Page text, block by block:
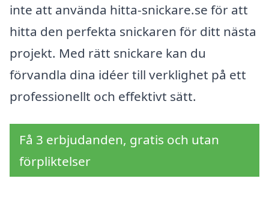
inte att använda hitta-snickare.se för att
hitta den perfekta snickaren för ditt nästa
projekt. Med rätt snickare kan du
förvandla dina idéer till verklighet på ett
professionellt och effektivt sätt.
Få 3 erbjudanden, gratis och utan
förpliktelser